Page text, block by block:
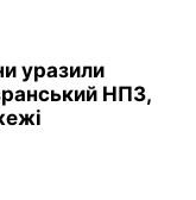
уразили
НПЗ,